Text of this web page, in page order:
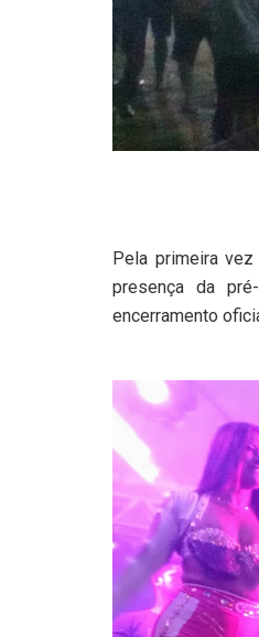
Pela primeira
presença da
encerramento